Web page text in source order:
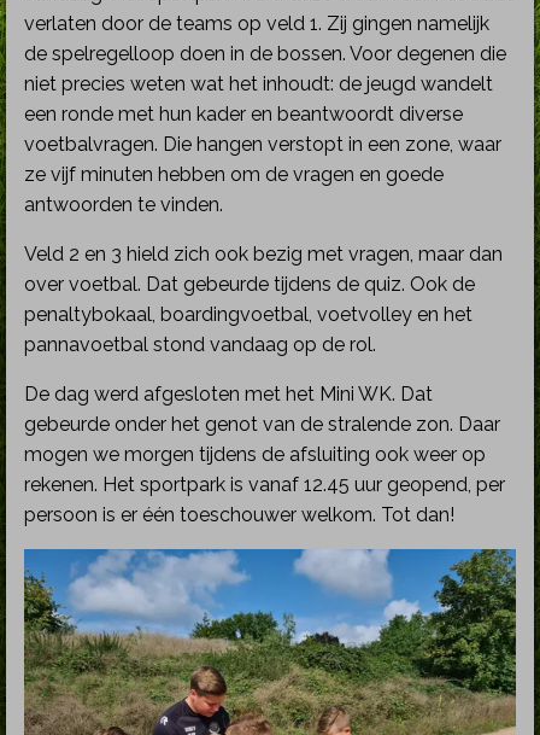
verlaten door de teams op veld 1. Zij gingen namelijk
de spelregelloop doen in de bossen. Voor degenen die
niet precies weten wat het inhoudt: de jeugd wandelt
een ronde met hun kader en beantwoordt diverse
voetbalvragen. Die hangen verstopt in een zone, waar
ze vijf minuten hebben om de vragen en goede
antwoorden te vinden.
Veld 2 en 3 hield zich ook bezig met vragen, maar dan
over voetbal. Dat gebeurde tijdens de quiz. Ook de
penaltybokaal, boardingvoetbal, voetvolley en het
pannavoetbal stond vandaag op de rol.
De dag werd afgesloten met het Mini WK. Dat
gebeurde onder het genot van de stralende zon. Daar
mogen we morgen tijdens de afsluiting ook weer op
rekenen. Het sportpark is vanaf 12.45 uur geopend, per
persoon is er één toeschouwer welkom. Tot dan!